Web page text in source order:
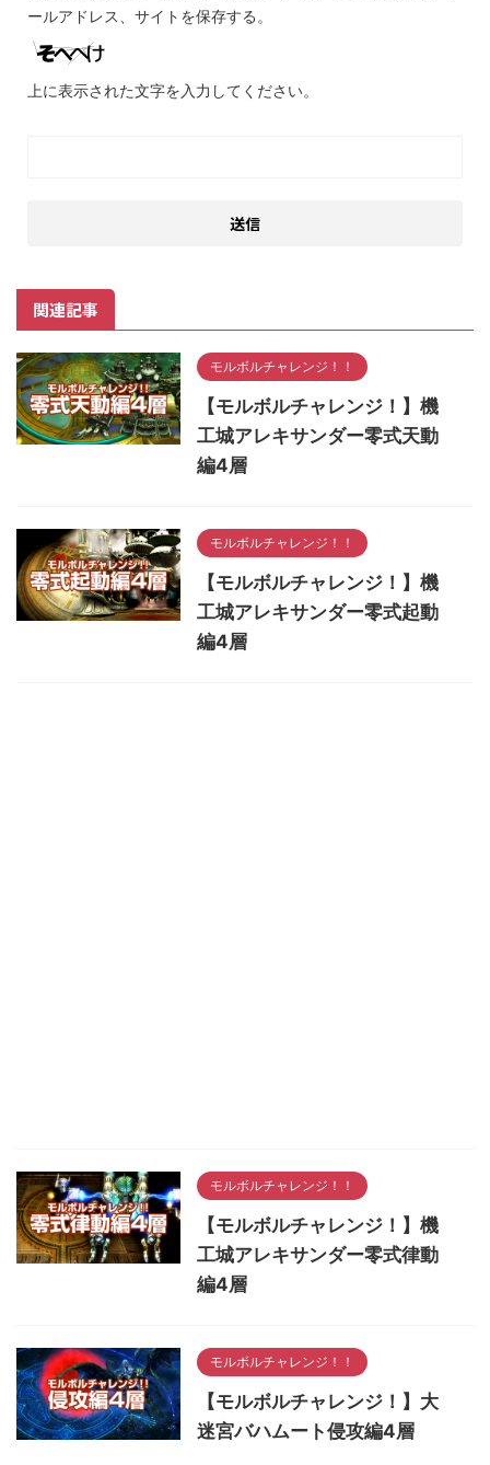
ールアドレス、サイトを保存する。
上に表示された文字を入力してください。
関連記事
モルボルチャレンジ！！
【モルボルチャレンジ！】機
工城アレキサンダー零式天動
編4層
モルボルチャレンジ！！
【モルボルチャレンジ！】機
工城アレキサンダー零式起動
編4層
モルボルチャレンジ！！
【モルボルチャレンジ！】機
工城アレキサンダー零式律動
編4層
モルボルチャレンジ！！
【モルボルチャレンジ！】大
迷宮バハムート侵攻編4層